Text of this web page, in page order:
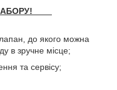
НАБОРУ!
до якого можна
в зручне місце;
та сервісу;